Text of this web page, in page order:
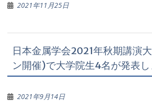
2021年11月25日
日本金属学会2021年秋期講演
ン開催)で大学院生4名が発表し
2021年9月14日